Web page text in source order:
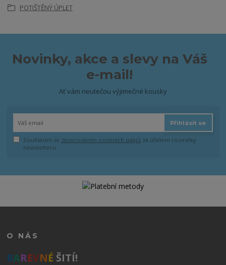
POTIŠTĚNÝ ÚPLET
Novinky, akce a slevy na Váš
e-mail!
Ať vám neutečou výjimečné kousky
Přihlásit se
Souhlasím se zpracováním osobních údajů za účelem rozesílky
newsletteru.
O NÁS
BAREVNÉ ŠITÍ!